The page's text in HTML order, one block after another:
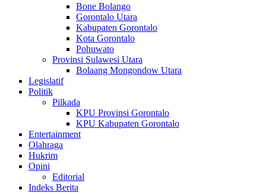
Bone Bolango
Gorontalo Utara
Kabupaten Gorontalo
Kota Gorontalo
Pohuwato
Provinsi Sulawesi Utara
Bolaang Mongondow Utara
Legislatif
Politik
Pilkada
KPU Provinsi Gorontalo
KPU Kabupaten Gorontalo
Entertainment
Olahraga
Hukrim
Opini
Editorial
Indeks Berita